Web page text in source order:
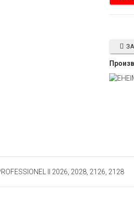
II 2026, 2028, 2126, 2128